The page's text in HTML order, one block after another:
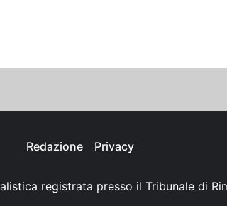
Redazione Privacy
registrata presso il Tribunale di